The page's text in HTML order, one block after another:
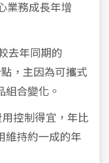
業務成長年增
去年同期的
，主因為可攜式
組合變化。
用控制得宜，年比
維持約一成的年